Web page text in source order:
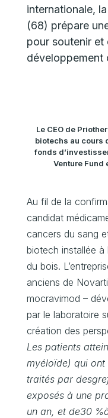
internationale,
(68) prépare
pour soutenir et
développement
Le CEO de
biotechs au cours
fonds
Venture Fund
Au fil de la
candidat
cancers du sang
biotech installée
du bois.
anciens de
mocravimod –
par le laboratoire
création des
Les patients
myéloïde) qui ont
traités par
exposés à une
un an, et de30